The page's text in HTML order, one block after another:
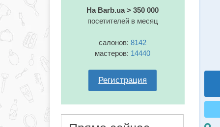
На Barb.ua > 350 000
посетителей в месяц
салонов:8142
мастеров: 14440
Регистрация